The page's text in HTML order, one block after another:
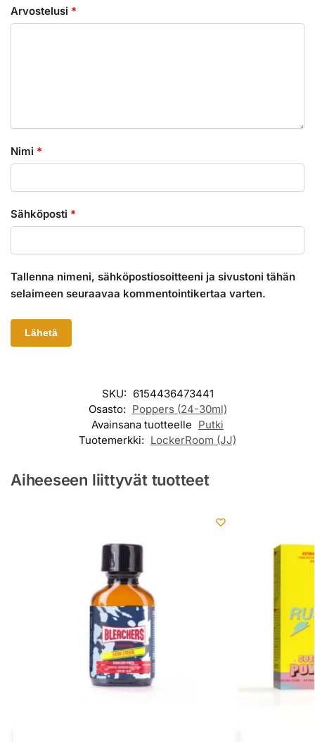
Arvostelusi *
Nimi *
Sähköposti *
Tallenna nimeni, sähköpostiosoitteeni ja sivustoni tähän
selaimeen seuraavaa kommentointikertaa varten.
SKU: 6154436473441
Osasto: Poppers (24-30ml)
Avainsana tuotteelle Putki
Tuotemerkki: LockerRoom (JJ)
Aiheeseen liittyvät tuotteet